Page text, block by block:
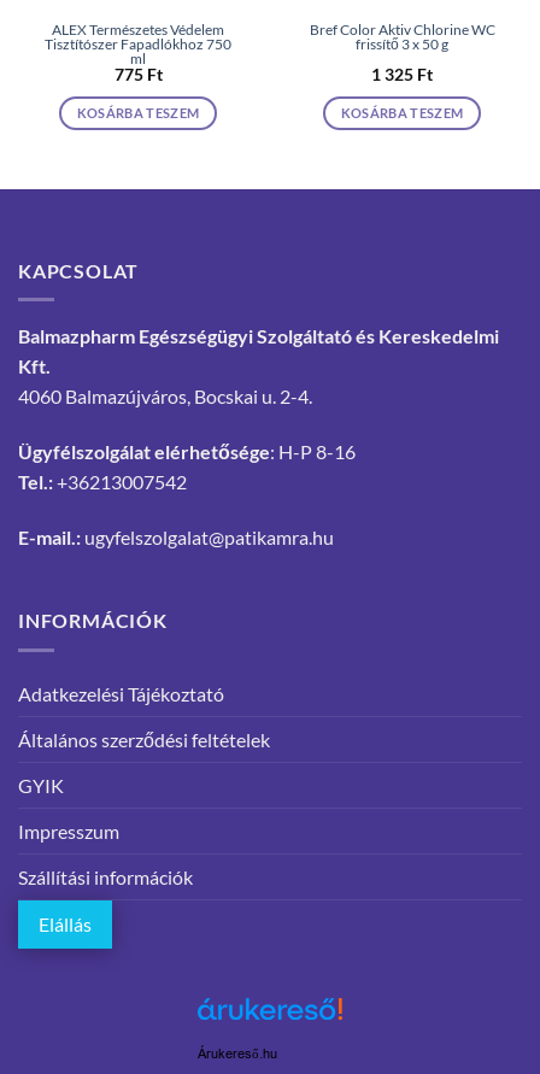
ALEX Természetes Védelem
Tisztítószer Fapadlókhoz 750
ml
775 Ft
KOSÁRBA TESZEM
Bref Color Aktiv Chlorine WC
frissítő 3 x 50 g
1 325 Ft
KOSÁRBA TESZEM
KAPCSOLAT
Balmazpharm Egészségügyi Szolgáltató és Kereskedelmi
Kft.
4060 Balmazújváros, Bocskai u. 2-4.
Ügyfélszolgálat elérhetősége: H-P 8-16
Tel.:+36213007542
E-mail.: ugyfelszolgalat@patikamra.hu
INFORMÁCIÓK
Adatkezelési Tájékoztató
Általános szerződési feltételek
GYIK
Impresszum
Szállítási információk
Elállás
Árukereső.hu